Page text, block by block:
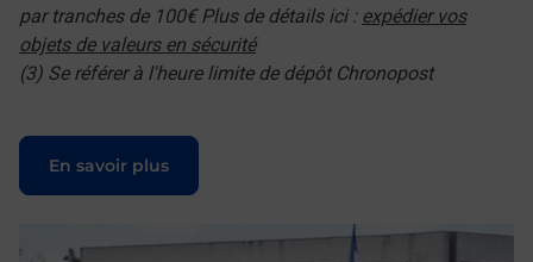
par tranches de 100€ Plus de détails ici : expédier vos
objets de valeurs en sécurité
(3) Se référer à l'heure limite de dépôt Chronopost
En savoir plus
Le lien s'ouvre dans un nouvel onglet